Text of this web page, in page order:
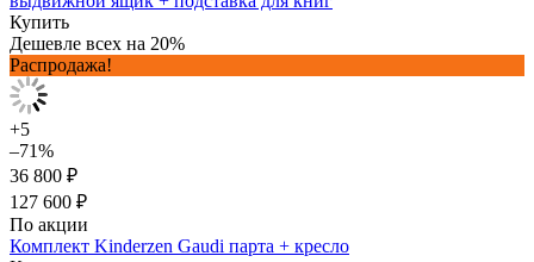
Купить
Дешевле всех на 20%
Распродажа!
+5
–71%
36 800 ₽
127 600 ₽
По акции
Комплект Kinderzen Gaudi парта + кресло